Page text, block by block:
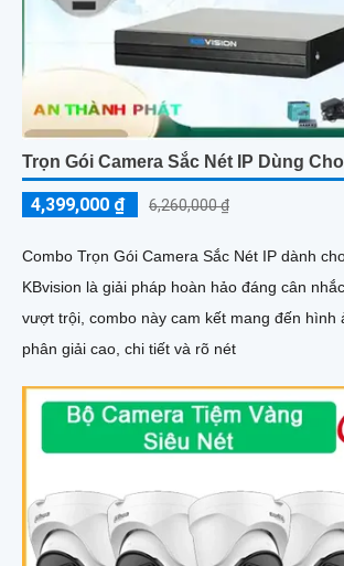
Trọn Gói Camera Sắc Nét IP Dùng
4,399,000 ₫ 6,260,000 ₫
Combo Trọn Gói Camera Sắc Nét IP dành
KBvision là giải pháp hoàn hảo đáng cân nhắc. Với chức năng
vượt trội, combo này cam kết mang đến hình
phân giải cao, chi tiết và rõ nét